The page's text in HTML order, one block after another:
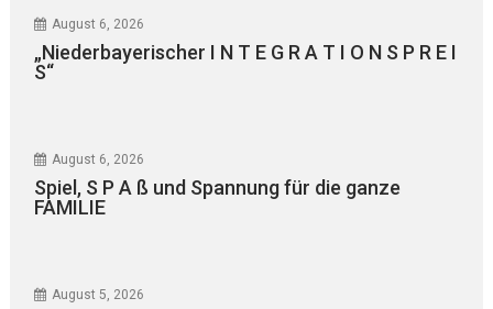
August 6, 2026
„Niederbayerischer I N T E G R A T I O N S P R E I
S“
August 6, 2026
Spiel, S P A ß und Spannung für die ganze
FAMILIE
August 5, 2026